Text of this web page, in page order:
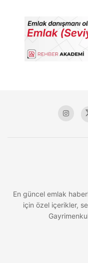
En güncel emlak
için özel içerikler,